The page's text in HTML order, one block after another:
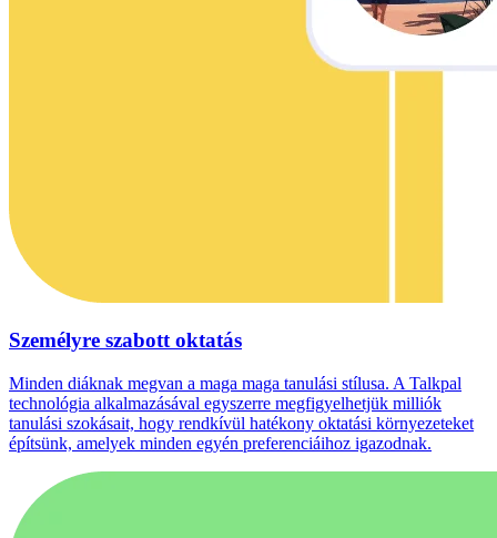
Személyre szabott oktatás
Minden diáknak megvan a maga maga tanulási stílusa. A Talkpal
technológia alkalmazásával egyszerre megfigyelhetjük milliók
tanulási szokásait, hogy rendkívül hatékony oktatási környezeteket
építsünk, amelyek minden egyén preferenciáihoz igazodnak.